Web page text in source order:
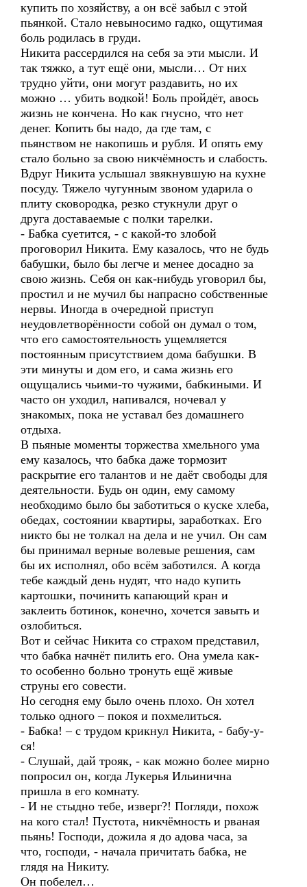
купить по хозяйству, а он всё забыл с этой
пьянкой. Стало невыносимо гадко, ощутимая
боль родилась в груди.
Никита рассердился на себя за эти мысли. И
так тяжко, а тут ещё они, мысли… От них
трудно уйти, они могут раздавить, но их
можно … убить водкой! Боль пройдёт, авось
жизнь не кончена. Но как гнусно, что нет
денег. Копить бы надо, да где там, с
пьянством не накопишь и рубля. И опять ему
стало больно за свою никчёмность и слабость.
Вдруг Никита услышал звякнувшую на кухне
посуду. Тяжело чугунным звоном ударила о
плиту сковородка, резко стукнули друг о
друга доставаемые с полки тарелки.
- Бабка суетится, - с какой-то злобой
проговорил Никита. Ему казалось, что не будь
бабушки, было бы легче и менее досадно за
свою жизнь. Себя он как-нибудь уговорил бы,
простил и не мучил бы напрасно собственные
нервы. Иногда в очередной приступ
неудовлетворённости собой он думал о том,
что его самостоятельность ущемляется
постоянным присутствием дома бабушки. В
эти минуты и дом его, и сама жизнь его
ощущались чьими-то чужими, бабкиными. И
часто он уходил, напивался, ночевал у
знакомых, пока не уставал без домашнего
отдыха.
В пьяные моменты торжества хмельного ума
ему казалось, что бабка даже тормозит
раскрытие его талантов и не даёт свободы для
деятельности. Будь он один, ему самому
необходимо было бы заботиться о куске хлеба,
обедах, состоянии квартиры, заработках. Его
никто бы не толкал на дела и не учил. Он сам
бы принимал верные волевые решения, сам
бы их исполнял, обо всём заботился. А когда
тебе каждый день нудят, что надо купить
картошки, починить капающий кран и
заклеить ботинок, конечно, хочется завыть и
озлобиться.
Вот и сейчас Никита со страхом представил,
что бабка начнёт пилить его. Она умела как-
то особенно больно тронуть ещё живые
струны его совести.
Но сегодня ему было очень плохо. Он хотел
только одного – покоя и похмелиться.
- Бабка! – с трудом крикнул Никита, - бабу-у-
ся!
- Слушай, дай трояк, - как можно более мирно
попросил он, когда Лукерья Ильинична
пришла в его комнату.
- И не стыдно тебе, изверг?! Погляди, похож
на кого стал! Пустота, никчёмность и рваная
пьянь! Господи, дожила я до адова часа, за
что, господи, - начала причитать бабка, не
глядя на Никиту.
Он побелел…